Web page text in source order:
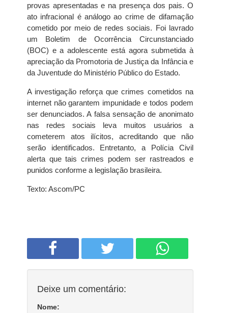
provas apresentadas e na presença dos pais. O
ato infracional é análogo ao crime de difamação
cometido por meio de redes sociais. Foi lavrado
um Boletim de Ocorrência Circunstanciado
(BOC) e a adolescente está agora submetida à
apreciação da Promotoria de Justiça da Infância e
da Juventude do Ministério Público do Estado.
A investigação reforça que crimes cometidos na
internet não garantem impunidade e todos podem
ser denunciados. A falsa sensação de anonimato
nas redes sociais leva muitos usuários a
cometerem atos ilícitos, acreditando que não
serão identificados. Entretanto, a Polícia Civil
alerta que tais crimes podem ser rastreados e
punidos conforme a legislação brasileira.
Texto: Ascom/PC
Deixe um comentário:
Nome: